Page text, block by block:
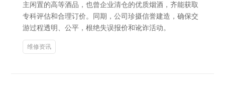
主闲置的高等酒品，也曾企业清仓的优质烟酒，齐能获取
专科评估和合理订价。同期，公司珍摄信誉建造，确保交
游过程透明、公平，根绝失误报价和讹诈活动。
维修资讯